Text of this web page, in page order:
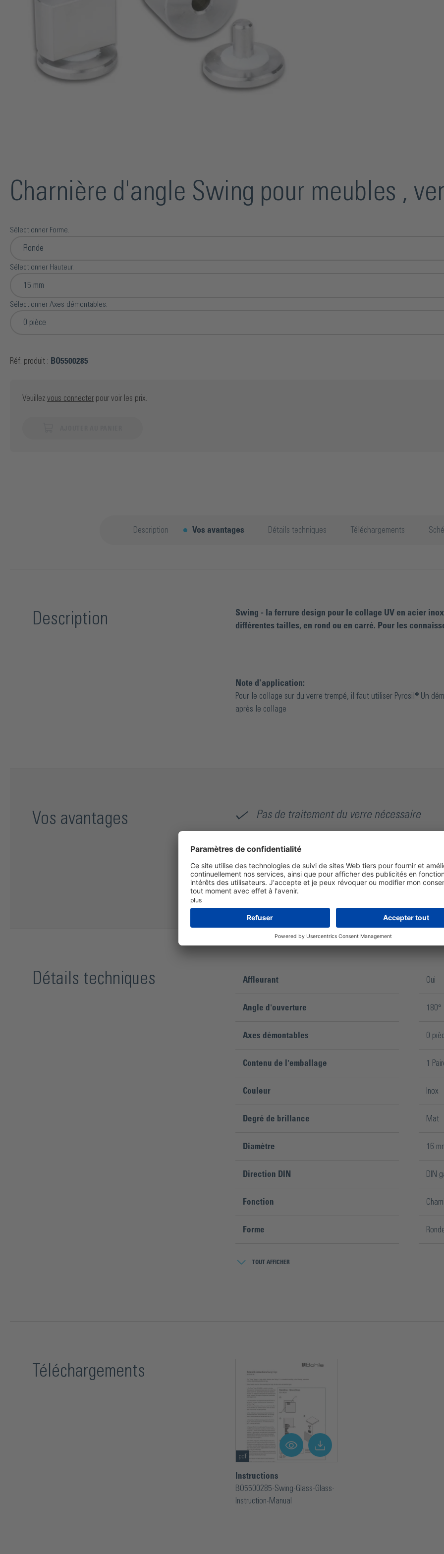
Charnière d'angle Swing pour meubles ,
Sélectionner Forme.
Ronde
Sélectionner Hauteur.
15 mm
Sélectionner Axes démontables.
0 pièce
Réf. produit : BO5500285
Veuillez vous connecter pour voir les prix.
Description Vos avantages Détails techniques Téléchargements
Description
Swing - la ferrure design pour le collage UV en acier
différentes tailles, en rond ou en carré. Pour les
Note d'application:
Pour le collage sur du verre trempé, il faut utiliser Pyrosil® Un
après le collage
Vos avantages Pas de traitement du verre nécessaire
Petite forme discrète
Détails techniques Affleurant Oui
Angle d'ouverture 180°
Axes démontables 0
Contenu de l'emballage 1
Couleur Inox
Degré de brillance Mat
Diamètre 16
Direction DIN DIN
Fonction
Forme
Poids de la porte par paire max.
Position de montage
Position zéro réglable
Réglable en 3D
Surface
TOUT AFFICHER
Téléchargements
pdf
Instructions
BO5500285-Swing-Glass-Glass-
Instruction-Manual